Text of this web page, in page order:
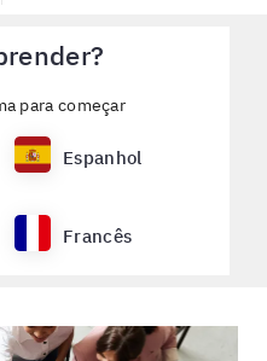
para começar
Espanhol
Francês